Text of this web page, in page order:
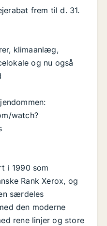
frem til d. 31.
klimaanlæg,
og nu også
watch?
i 1990 som
Rank Xerox, og
særdeles
den moderne
rene linjer og store